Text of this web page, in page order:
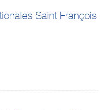
Saint François